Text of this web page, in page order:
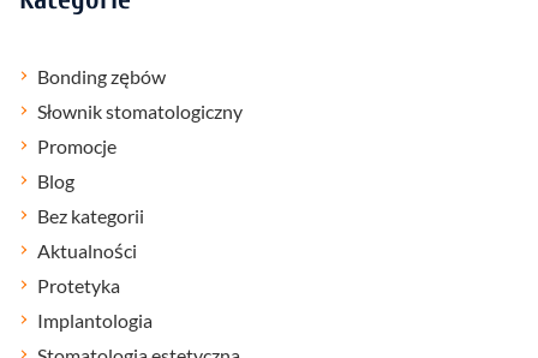
Bonding zębów
Słownik stomatologiczny
Promocje
Blog
Bez kategorii
Aktualności
Protetyka
Implantologia